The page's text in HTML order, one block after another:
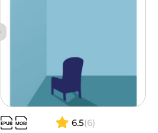
6.5(6)